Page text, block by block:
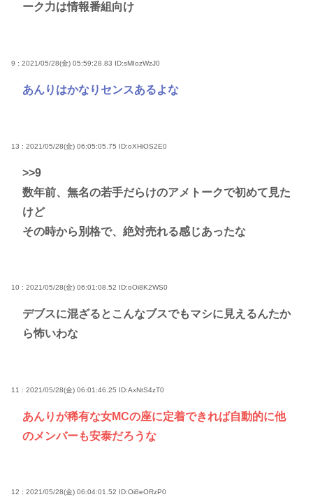
ーク力は情報番組向け
9 : 2021/05/28(金) 05:59:28.83 ID:sMIozWzJ0
あんりはかなりセンスあるよな
13 : 2021/05/28(金) 06:05:05.75 ID:oXHiOS2E0
>>9
数年前、無名の若手だらけのアメトークで初めて見た
けど
その時から別格で、絶対売れる感じあったな
10 : 2021/05/28(金) 06:01:08.52 ID:oOi8K2WS0
デブスに混ざるとこんなブスでもマシに見えるんたか
ら怖いわな
11 : 2021/05/28(金) 06:01:46.25 ID:AxNtS4zT0
あんりが稀有な女MCの座に定着できれば自動的に他
のメンバーも安泰だろうな
12 : 2021/05/28(金) 06:04:01.52 ID:Oi8eORzP0